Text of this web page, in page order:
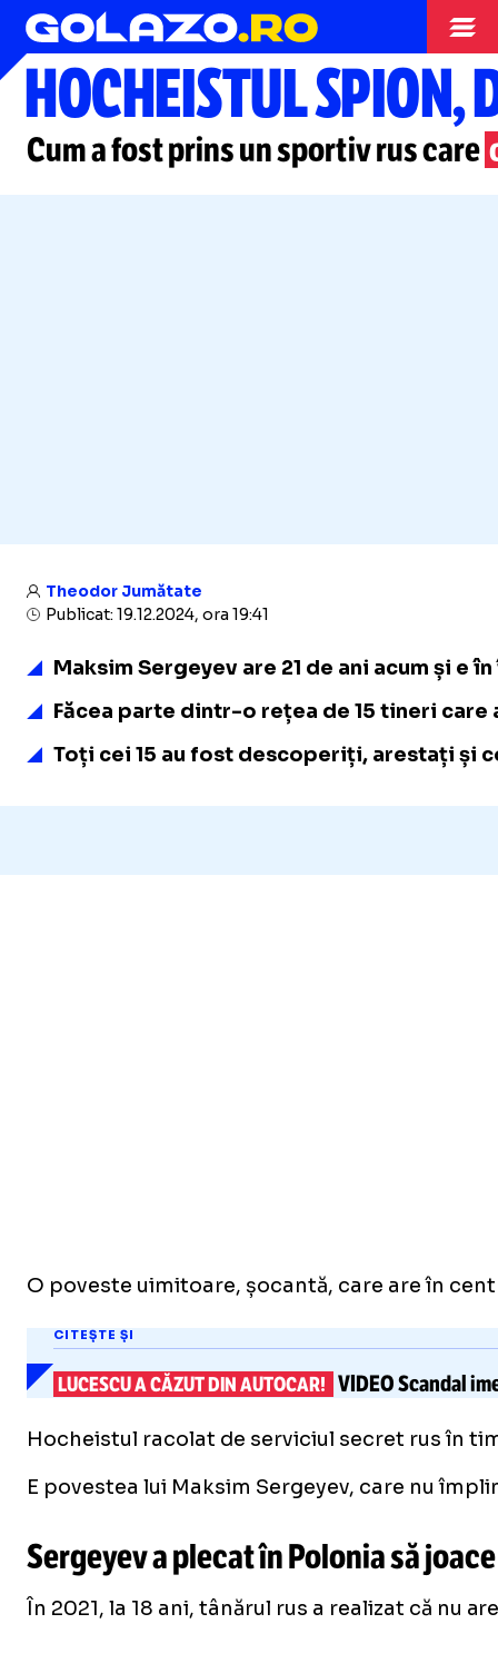
Hochei
HOCHEISTUL SPION,
Cum a fost prins un sportiv rus care
Theodor Jumătate
Publicat: 19.12.2024, ora 19:41
Maksim Sergeyev are 21 de ani acum și
Făcea parte dintr-o rețea de 15 tineri
Toți cei 15 au fost descoperiți, arestați și
O poveste uimitoare, șocantă, care are în
CITEȘTE ȘI
LUCESCU A CĂZUT DIN AUTOCAR! VIDEOScandal
Hocheistul racolat de serviciul secret rus în
E povestea lui Maksim Sergeyev, care nu
Sergeyev a plecat în Polonia să
În 2021, la 18 ani, tânărul rus a realizat că nu